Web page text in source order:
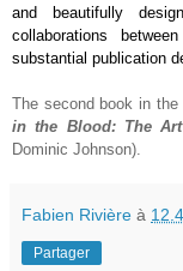
and beautifully
collaborations
substantial publication
The second book in
in the Blood: The
Dominic Johnson).
Fabien Rivière à
Partager